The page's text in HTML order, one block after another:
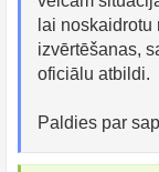
lai
izvērtēšanas,
oficiālu atbildi.
Paldies par